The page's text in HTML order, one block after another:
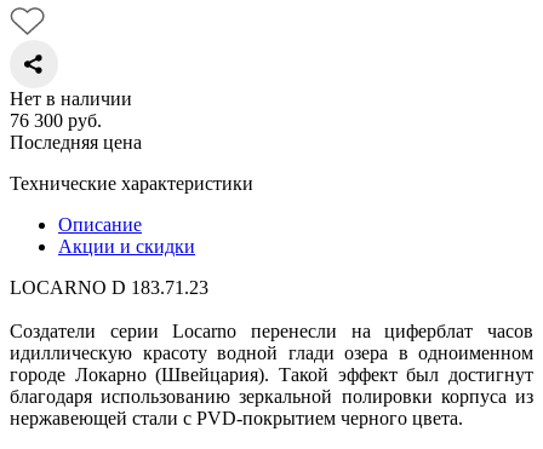
Нет в наличии
76 300 руб.
Последняя цена
Технические характеристики
Описание
Акции и скидки
LOCARNO D 183.71.23
Создатели серии Locarno перенесли на циферблат часов
идиллическую красоту водной глади озера в одноименном
городе Локарно (Швейцария). Такой эффект был достигнут
благодаря использованию зеркальной полировки корпуса из
нержавеющей стали с PVD-покрытием черного цвета.